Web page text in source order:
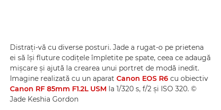
Distraţi-vă cu diverse posturi. Jade a rugat-o pe prietena
ei să îşi fluture codiţele împletite pe spate, ceea ce adaugă
mişcare şi ajută la crearea unui portret de modă inedit.
Imagine realizată cu un aparat Canon EOS R6 cu obiectiv
Canon RF 85mm F1.2L USM la 1/320 s, f/2 şi ISO 320. ©
Jade Keshia Gordon